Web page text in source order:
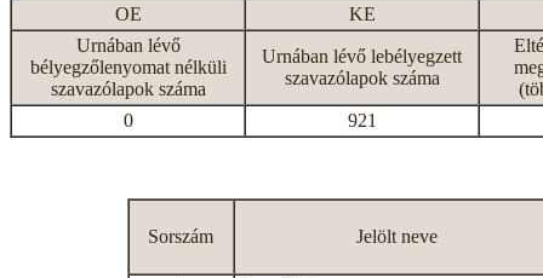
OE
KE
Urnában lévő
bélyegzőlenyomat nélküli
szavazólapok száma
Urnában lévő lebélyegzett
szavazólapok száma
0
921
Sorszám Jelölt neve